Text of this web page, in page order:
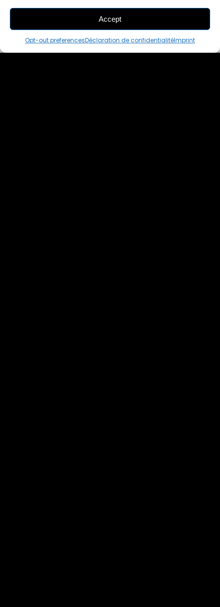
Accept
Opt-out preferencesDéclaration de confidentialitéImprint
THIS PAIR IS
ALREADY SOLD OUT